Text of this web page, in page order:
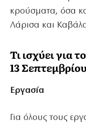
κρούσματα, όσα
Λάρισα και
Τι ισχύει για
13 Σεπτεμβρίου
Εργασία
Για όλους τους